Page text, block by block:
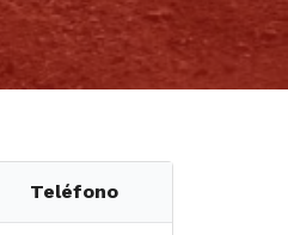
Teléfono